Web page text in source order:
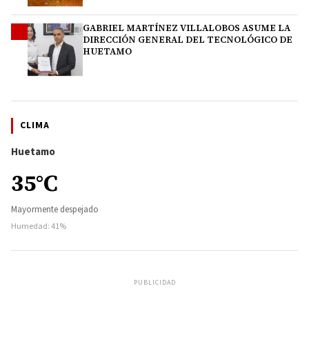
GABRIEL MARTÍNEZ VILLALOBOS ASUME LA
DIRECCIÓN GENERAL DEL TECNOLÓGICO DE
HUETAMO
CLIMA
Huetamo
35°C
Mayormente despejado
Humedad: 41%
PUBLICIDAD